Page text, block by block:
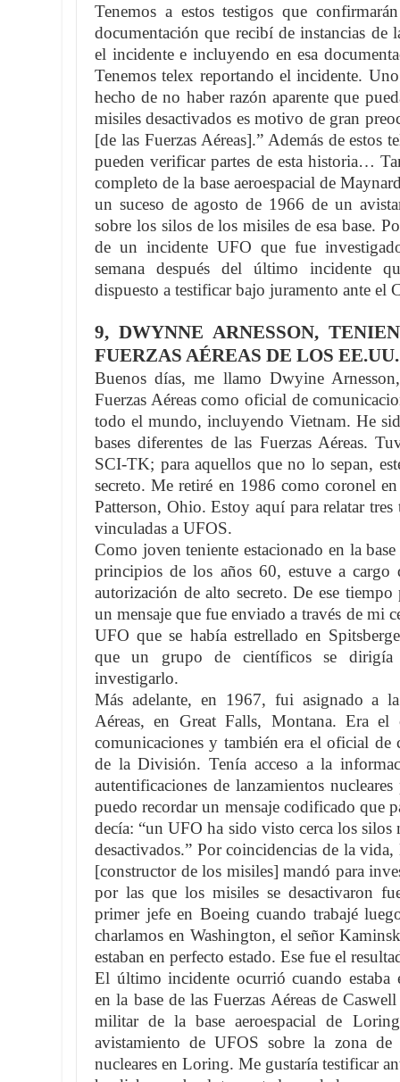
Tenemos a estos testigos que
documentación que recibí de instancias de
el incidente e incluyendo en esa
Tenemos telex reportando el incidente.
hecho de no haber razón aparente que
misiles desactivados es motivo de gran
[de las Fuerzas Aéreas].” Además de estos
pueden verificar partes de esta historia…
completo de la base aeroespacial de
un suceso de agosto de 1966 de un
sobre los silos de los misiles de esa base.
de un incidente UFO que fue
semana después del último incidente
dispuesto a testificar bajo juramento ante el
9, DWYNNE ARNESSON,
FUERZAS AÉREAS DE LOS EE.UU.
Buenos días, me llamo Dwyine
Fuerzas Aéreas como oficial de
todo el mundo, incluyendo Vietnam. He
bases diferentes de las Fuerzas Aéreas.
SCI-TK; para aquellos que no lo sepan,
secreto. Me retiré en 1986 como coronel
Patterson, Ohio. Estoy aquí para relatar
vinculadas a UFOS.
Como joven teniente estacionado en la
principios de los años 60, estuve a cargo
autorización de alto secreto. De ese tiempo
un mensaje que fue enviado a través de mi
UFO que se había estrellado en
que un grupo de científicos se dirigía
investigarlo.
Más adelante, en 1967, fui asignado a
Aéreas, en Great Falls, Montana. Era
comunicaciones y también era el oficial de
de la División. Tenía acceso a la
autentificaciones de lanzamientos
puedo recordar un mensaje codificado que
decía: “un UFO ha sido visto cerca los silos
desactivados.” Por coincidencias de la
[constructor de los misiles] mandó para
por las que los misiles se desactivaron
primer jefe en Boeing cuando trabajé
charlamos en Washington, el señor
estaban en perfecto estado. Ese fue el
El último incidente ocurrió cuando estaba
en la base de las Fuerzas Aéreas de
militar de la base aeroespacial de
avistamiento de UFOS sobre la zona de
nucleares en Loring. Me gustaría testificar